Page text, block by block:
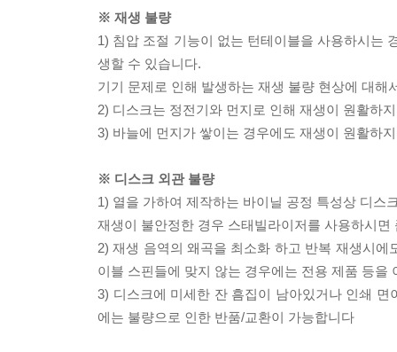
※ 재생 불량
1) 침압 조절 기능이 없는 턴테이블을 사용하시는
생할 수 있습니다.
기기 문제로 인해 발생하는 재생 불량 현상에 대
2) 디스크는 정전기와 먼지로 인해 재생이 원활하
3) 바늘에 먼지가 쌓이는 경우에도 재생이 원활하
※ 디스크 외관 불량
1) 열을 가하여 제작하는 바이닐 공정 특성상 디스
재생이 불안정한 경우 스태빌라이저를 사용하시
2) 재생 음역의 왜곡을 최소화 하고 반복 재생시
이블 스핀들에 맞지 않는 경우에는 전용 제품 등
3) 디스크에 미세한 잔 흠집이 남아있거나 인쇄
에는 불량으로 인한 반품/교환이 가능합니다